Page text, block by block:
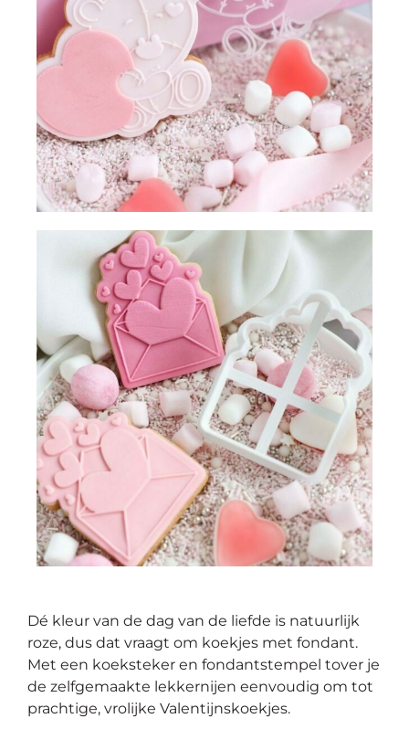
Dé kleur van de dag van de liefde is natuurlijk
roze, dus dat vraagt om koekjes met fondant.
Met een koeksteker en fondantstempel tover je
de zelfgemaakte lekkernijen eenvoudig om tot
prachtige, vrolijke Valentijnskoekjes.